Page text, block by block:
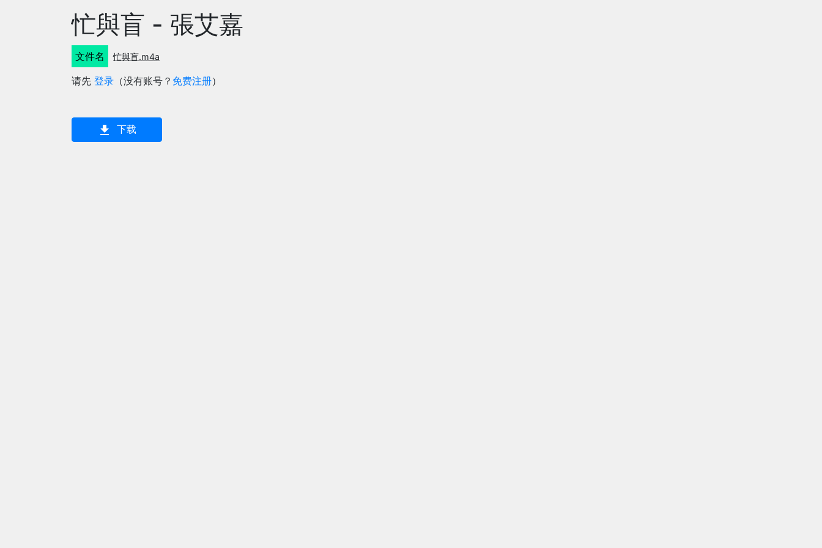
忙與盲 - 張艾嘉
文件名 忙與盲.m4a
请先 登录 （没有账号？ 免费注册）
下载